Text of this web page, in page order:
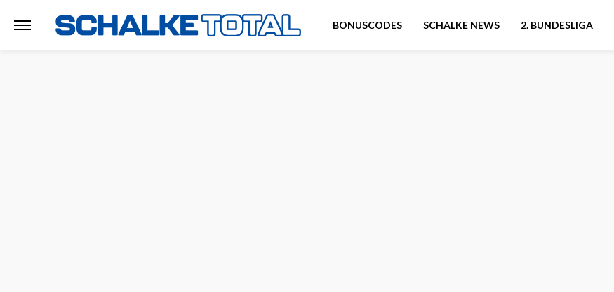
BONUSCODES SCHALKE NEWS 2. BUNDESLIGA